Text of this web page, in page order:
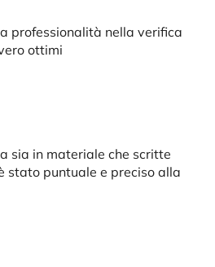
professionalità nella verifica
ottimi
sia in materiale che scritte
stato puntuale e preciso alla